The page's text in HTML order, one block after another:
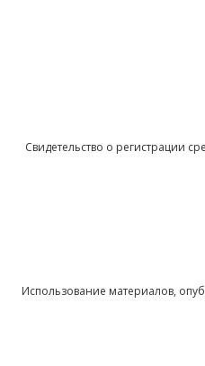
Свидетельство о регистрации
Использование материалов,